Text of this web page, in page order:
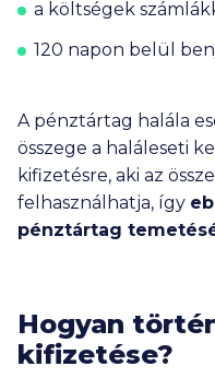
a költségek
120 napon belül
A pénztártag halála
összege a haláleseti
kifizetésre, aki az
felhasználhatja, így
pénztártag
Hogyan
kifizetése?